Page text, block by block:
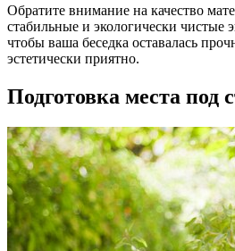
Обратите внимание на качество
стабильные и экологически чистые
чтобы ваша беседка оставалась
эстетически приятно.
Подготовка места под